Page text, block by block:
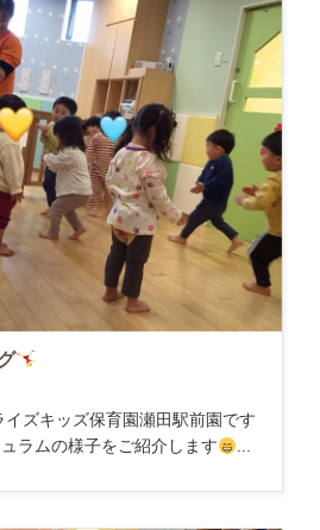
イズキッズ保育園瀬田駅前園です
ラムの様子をご紹介します
...